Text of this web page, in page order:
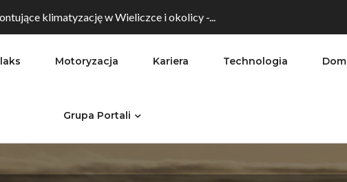
klimatyzację w Wieliczce i okolicy -...
Motoryzacja Kariera Technologia Dom
Grupa Portali